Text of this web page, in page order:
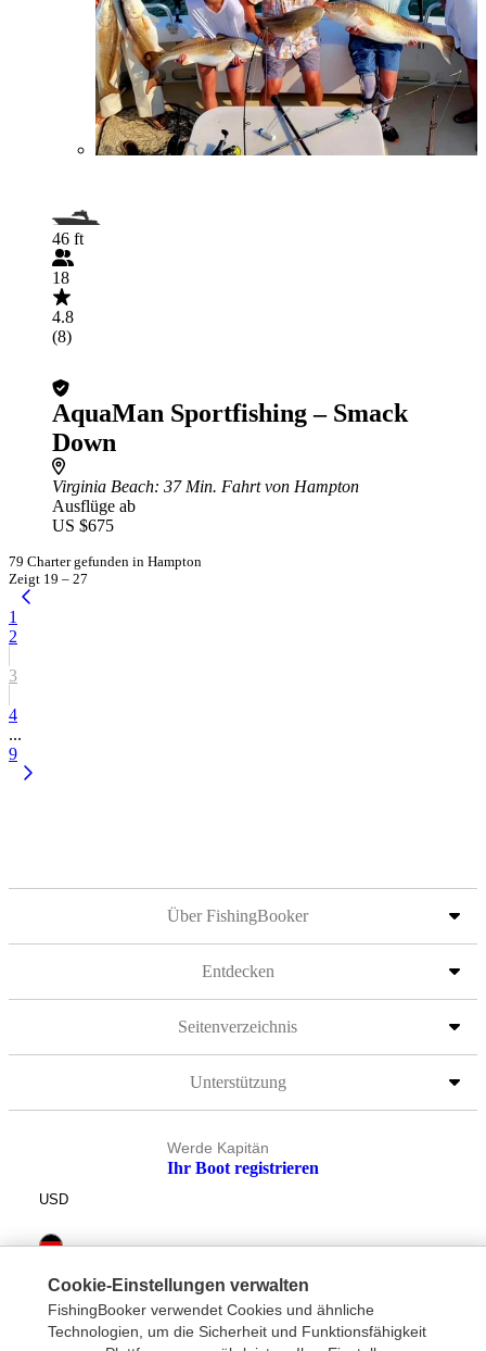
46 ft
18
4.8
(8)
AquaMan Sportfishing – Smack
Down
Virginia Beach: 37 Min. Fahrt von Hampton
Ausflüge ab
US $675
79 Charter gefunden in Hampton
Zeigt 19 – 27
1
2
3
4
...
9
Über FishingBooker
Entdecken
Seitenverzeichnis
Unterstützung
Werde Kapitän
Ihr Boot registrieren
USD
Cookie-Einstellungen verwalten
FishingBooker verwendet Cookies und ähnliche
Technologien, um die Sicherheit und Funktionsfähigkeit